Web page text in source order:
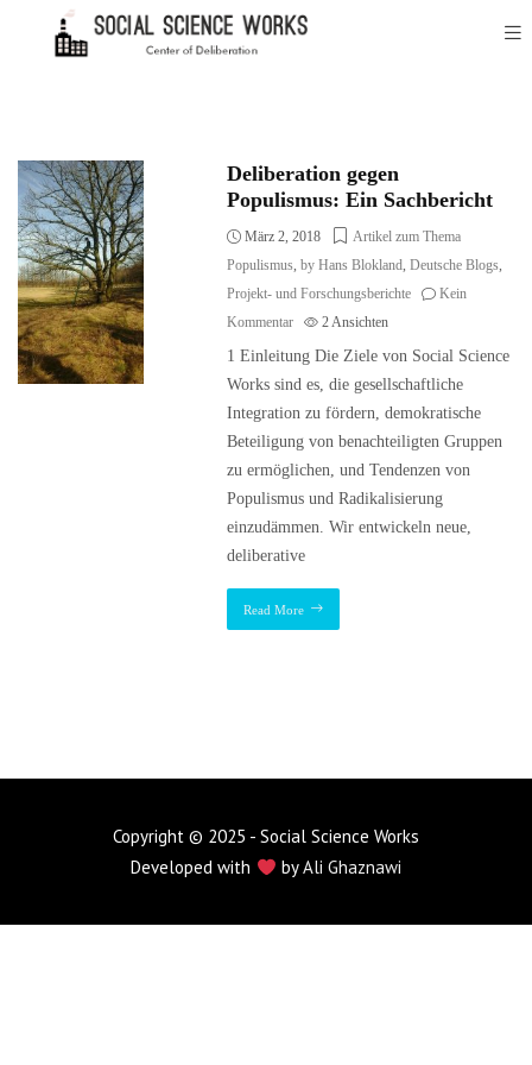
Deliberation gegen
Populismus: Ein Sachbericht
März 2, 2018
Artikel zum Thema
Populismus,by Hans Blokland,Deutsche Blogs,
Projekt- und Forschungsberichte
Kein
Kommentar
2Ansichten
1 Einleitung Die Ziele von Social Science
Works sind es, die gesellschaftliche
Integration zu fördern, demokratische
Beteiligung von benachteiligten Gruppen
zu ermöglichen, und Tendenzen von
Populismus und Radikalisierung
einzudämmen. Wir entwickeln neue,
deliberative
Read More
Copyright © 2025 - Social Science Works
Developed with
byAli Ghaznawi